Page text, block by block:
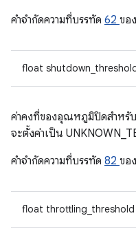
คําจํากัดความที่บรรทัด 62 ขอ
float
ค่าคงที่ของอุณหภูมิปิดสำหรั
จะตั้งค่าเป็น
คําจํากัดความที่บรรทัด 82 ขอ
float throttling_threshold